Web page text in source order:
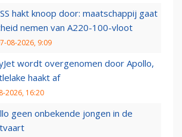
hakt knoop door: maatschappij gaat
nemen van A220-100-vloot
08-2026, 9:09
wordt overgenomen door Apollo,
haakt af
2026, 16:20
geen onbekende jongen in de